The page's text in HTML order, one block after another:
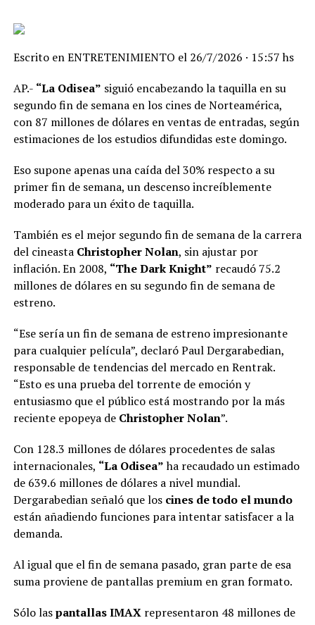
Escrito enENTRETENIMIENTO el 26/7/2026 · 15:57 hs
AP.- “La Odisea” siguió encabezando la taquilla en su
segundo fin de semana en los cines de Norteamérica,
con 87 millones de dólares en ventas de entradas, según
estimaciones de los estudios difundidas este domingo.
Eso supone apenas una caída del 30% respecto a su
primer fin de semana, un descenso increíblemente
moderado para un éxito de taquilla.
También es el mejor segundo fin de semana de la carrera
del cineasta Christopher Nolan, sin ajustar por
inflación. En 2008, “The Dark Knight” recaudó 75.2
millones de dólares en su segundo fin de semana de
estreno.
“Ese sería un fin de semana de estreno impresionante
para cualquier película”, declaró Paul Dergarabedian,
responsable de tendencias del mercado en Rentrak.
“Esto es una prueba del torrente de emoción y
entusiasmo que el público está mostrando por la más
reciente epopeya de Christopher Nolan”.
Con 128.3 millones de dólares procedentes de salas
internacionales, “La Odisea”ha recaudado un estimado
de 639.6 millones de dólares a nivel mundial.
Dergarabedian señaló que los cines de todo el mundo
están añadiendo funciones para intentar satisfacer a la
demanda.
Al igual que el fin de semana pasado, gran parte de esa
suma proviene de pantallas premium en gran formato.
Sólo laspantallas IMAX representaron 48 millones de